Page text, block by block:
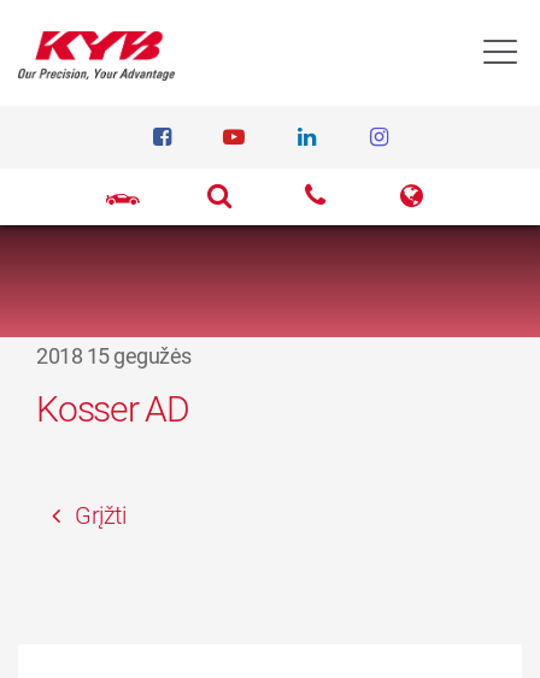
2018 15 gegužės
Kosser AD
Grįžti